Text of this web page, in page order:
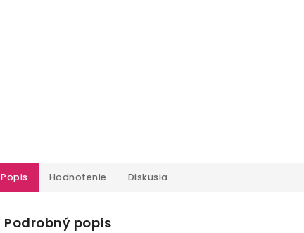
Popis Hodnotenie Diskusia
Podrobný popis